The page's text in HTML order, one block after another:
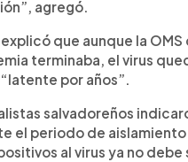
agregó.
que aunque la
terminaba, el virus
por años”.
salvadoreños
el periodo de aislamiento
al virus ya no debe